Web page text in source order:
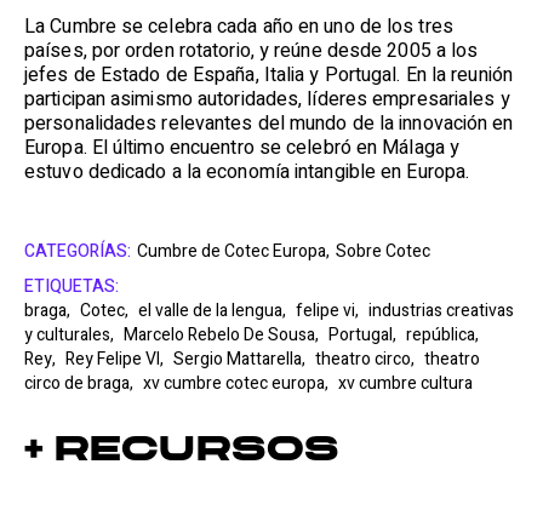
La Cumbre se celebra cada año en uno de los tres
países, por orden rotatorio, y reúne desde 2005 a los
jefes de Estado de España, Italia y Portugal. En la reunión
participan asimismo autoridades, líderes empresariales y
personalidades relevantes del mundo de la innovación en
Europa. El último encuentro se celebró en Málaga y
estuvo dedicado a la economía intangible en Europa.
CATEGORÍAS: Cumbre de Cotec Europa, Sobre Cotec
ETIQUETAS:
braga, Cotec, el valle de la lengua, felipe vi, industrias creativas
y culturales, Marcelo Rebelo De Sousa, Portugal, república,
Rey, Rey Felipe VI, Sergio Mattarella, theatro circo, theatro
circo de braga, xv cumbre cotec europa, xv cumbre cultura
+ Recursos